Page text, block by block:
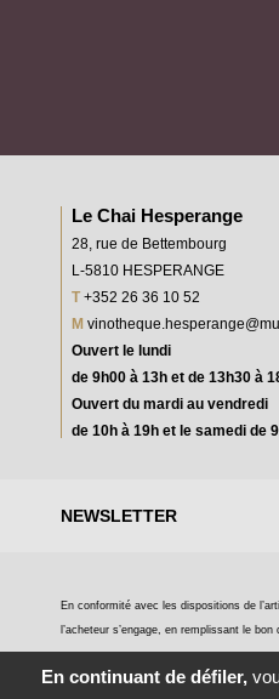
Le Chai Hesperange
28, rue de Bettembourg
L-5810 HESPERANGE
T+352 26 36 10 52
M
Ouvert le lundi
de 9h00 à 13h et de 13h30 à
Ouvert du mardi au vendredi
de 10h à 19h et le samedi de
NEWSLETTER
En conformité avec les dispositions de
l’acheteur s’engage, en remplissant le
En continuant de défiler,